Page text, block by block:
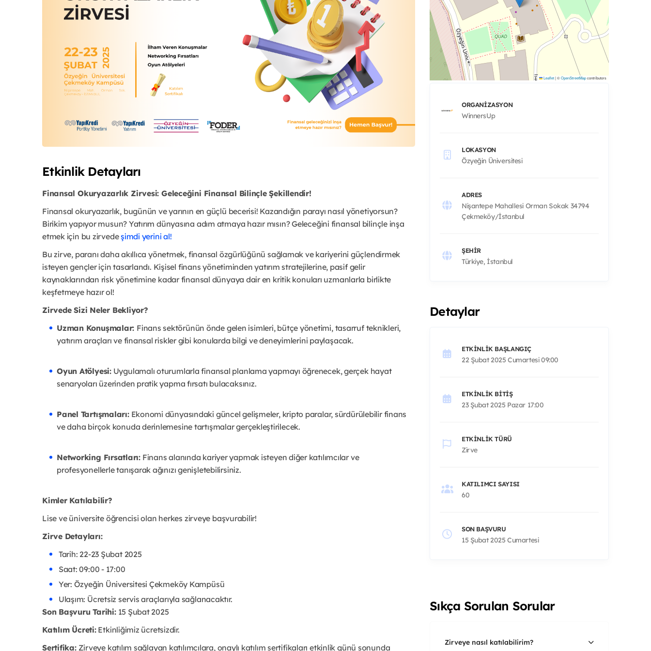
Etkinlik Detayları
Finansal Okuryazarlık Zirvesi: Geleceğini Finansal Bilinçle Şekillendir!
Finansal okuryazarlık, bugünün ve yarının en güçlü becerisi! Kazandığın parayı nasıl yönetiyorsun?
Birikim yapıyor musun? Yatırım dünyasına adım atmaya hazır mısın? Geleceğini finansal bilinçle inşa
etmek için bu zirvedeşimdi yerini al!
Bu zirve, paranı daha akıllıca yönetmek, finansal özgürlüğünü sağlamak ve kariyerini güçlendirmek
isteyen gençler için tasarlandı. Kişisel finans yönetiminden yatırım stratejilerine, pasif gelir
kaynaklarından risk yönetimine kadar finansal dünyaya dair en kritik konuları uzmanlarla birlikte
keşfetmeye hazır ol!
Zirvede Sizi Neler Bekliyor?
Uzman Konuşmalar: Finans sektörünün önde gelen isimleri, bütçe yönetimi, tasarruf teknikleri,
yatırım araçları ve finansal riskler gibi konularda bilgi ve deneyimlerini paylaşacak.
Oyun Atölyesi:Uygulamalı oturumlarla finansal planlama yapmayı öğrenecek, gerçek hayat
senaryoları üzerinden pratik yapma fırsatı bulacaksınız.
Panel Tartışmaları:Ekonomi dünyasındaki güncel gelişmeler, kripto paralar, sürdürülebilir finans
ve daha birçok konuda derinlemesine tartışmalar gerçekleştirilecek.
Networking Fırsatları: Finans alanında kariyer yapmak isteyen diğer katılımcılar ve
profesyonellerle tanışarak ağınızı genişletebilirsiniz.
Kimler Katılabilir?
Lise ve üniversite öğrencisi olan herkes zirveye başvurabilir!
Zirve Detayları:
Tarih: 22-23 Şubat 2025
Saat: 09:00 - 17:00
Yer: Özyeğin Üniversitesi Çekmeköy Kampüsü
Ulaşım: Ücretsiz servis araçlarıyla sağlanacaktır.
Son Başvuru Tarihi:15 Şubat 2025
Katılım Ücreti:Etkinliğimiz ücretsizdir.
Sertifika:Zirveye katılım sağlayan katılımcılara, onaylı katılım sertifikaları etkinlik günü sonunda
Leaflet|©OpenStreetMapcontributors
ORGANIZASYON
WinnersUp
LOKASYON
Özyeğin Üniversitesi
ADRES
Nişantepe Mahallesi Orman Sokak 34794
Çekmeköy/İstanbul
ŞEHIR
Türkiye, İstanbul
Detaylar
ETKINLIK BAŞLANGIÇ
22 Şubat 2025 Cumartesi 09:00
ETKINLIK BITIŞ
23 Şubat 2025 Pazar 17:00
ETKINLIK TÜRÜ
Zirve
KATILIMCI SAYISI
60
SON BAŞVURU
15 Şubat 2025 Cumartesi
Sıkça Sorulan Sorular
Zirveye nasıl katılabilirim?